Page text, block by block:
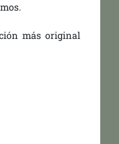
más original